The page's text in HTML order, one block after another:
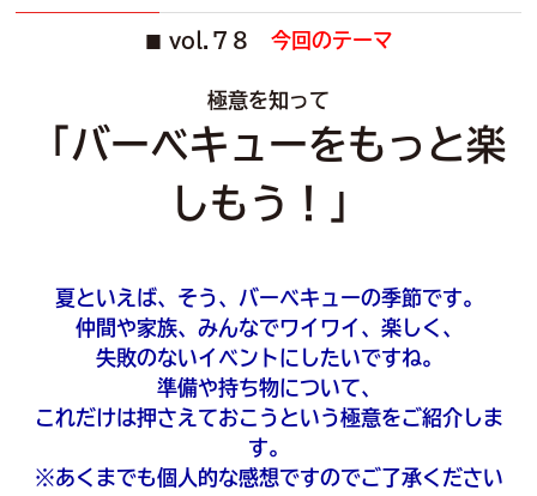
vol.７８ 今回のテーマ
極意を知って
「バーベキューをもっと楽
しもう！」
夏といえば、そう、バーベキューの季節です。
仲間や家族、みんなでワイワイ、楽しく、
失敗のないイベントにしたいですね。
準備や持ち物について、
これだけは押さえておこうという極意をご紹介しま
す。
※あくまでも個人的な感想ですのでご了承ください